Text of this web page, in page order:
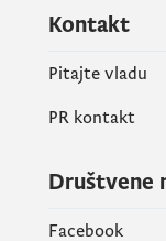
Kontakt
Pitajte vladu
PR kontakt
Društvene
Facebook